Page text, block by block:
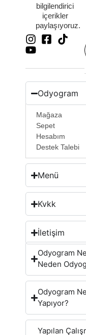
bilgilendirici
içerikler
paylaşıyoruz.
Odyogram
Mağaza
Sepet
Hesabım
Destek Talebi
Menü
Kvkk
İletişim
Odyogram
Neden
Odyogram
Yapıyor?
Yapılan